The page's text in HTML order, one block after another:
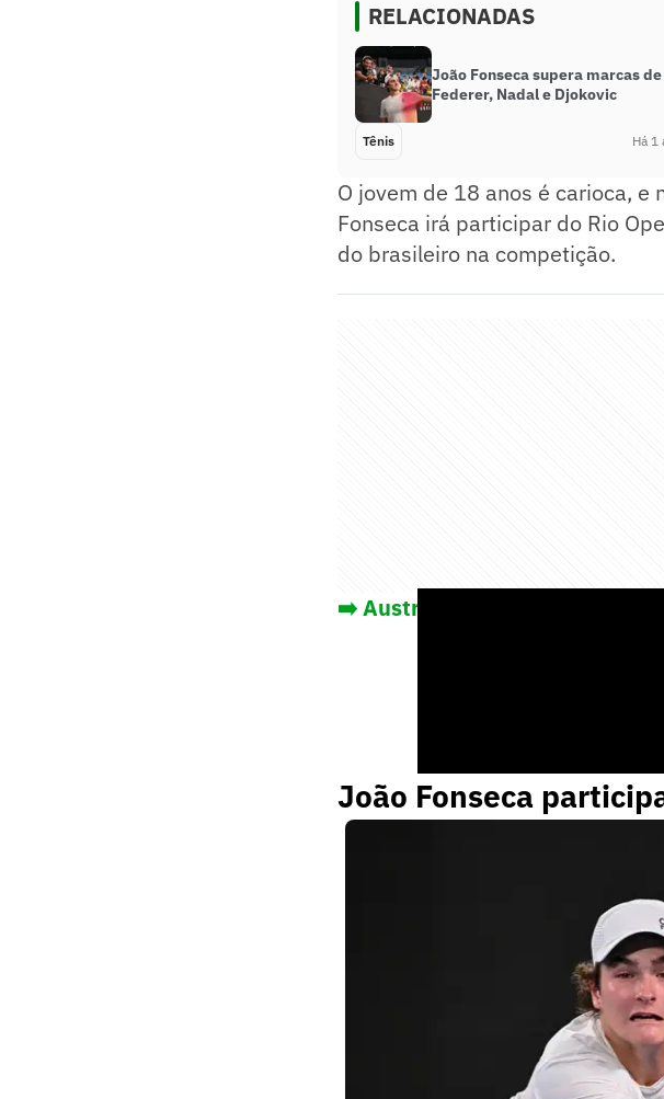
RELACIONADAS
João Fonseca supera marcas de
Federer, Nadal e Djokovic
Tênis Há 1
O jovem de 18 anos é carioca,
Fonseca irá participar do Rio
do brasileiro na competição.
➡️ Australian Open: João
João Fonseca